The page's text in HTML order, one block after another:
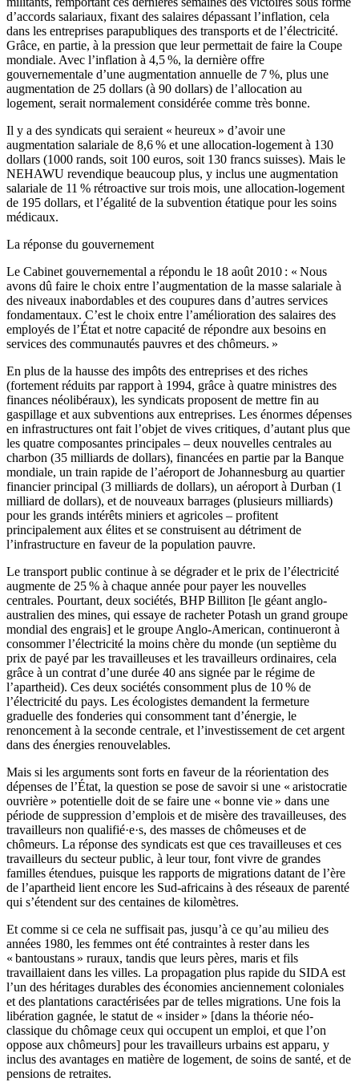
d’accords salariaux, fixant des salaires dépassant l’inflation, cela
dans les entreprises parapubliques des transports et de l’électricité.
Grâce, en partie, à la pression que leur permettait de faire la Coupe
mondiale. Avec l’inflation à 4,5 %, la dernière offre
gouvernementale d’une augmentation annuelle de 7 %, plus une
augmentation de 25 dollars (à 90 dollars) de l’allocation au
logement, serait normalement considérée comme très bonne.
Il y a des syndicats qui seraient « heureux » d’avoir une
augmentation salariale de 8,6 % et une allocation-logement à 130
dollars (1000 rands, soit 100 euros, soit 130 francs suisses). Mais le
NEHAWU revendique beaucoup plus, y inclus une augmentation
salariale de 11 % rétroactive sur trois mois, une allocation-logement
de 195 dollars, et l’égalité de la subvention étatique pour les soins
médicaux.
La réponse du gouvernement
Le Cabinet gouvernemental a répondu le 18 août 2010 : « Nous
avons dû faire le choix entre l’augmentation de la masse salariale à
des niveaux inabordables et des coupures dans d’autres services
fondamentaux. C’est le choix entre l’amélioration des salaires des
employés de l’État et notre capacité de répondre aux besoins en
services des communautés pauvres et des chômeurs. »
En plus de la hausse des impôts des entreprises et des riches
(fortement réduits par rapport à 1994, grâce à quatre ministres des
finances néolibéraux), les syndicats proposent de mettre fin au
gaspillage et aux subventions aux entreprises. Les énormes dépenses
en infrastructures ont fait l’objet de vives critiques, d’autant plus que
les quatre composantes principales – deux nouvelles centrales au
charbon (35 milliards de dollars), financées en partie par la Banque
mondiale, un train rapide de l’aéroport de Johannesburg au quartier
financier principal (3 milliards de dollars), un aéroport à Durban (1
milliard de dollars), et de nouveaux barrages (plusieurs milliards)
pour les grands intérêts miniers et agricoles – profitent
principalement aux élites et se construisent au détriment de
l’infrastructure en faveur de la population pauvre.
Le transport public continue à se dégrader et le prix de l’électricité
augmente de 25 % à chaque année pour payer les nouvelles
centrales. Pourtant, deux sociétés, BHP Billiton [le géant anglo-
australien des mines, qui essaye de racheter Potash un grand groupe
mondial des engrais] et le groupe Anglo-American, continueront à
consommer l’électricité la moins chère du monde (un septième du
prix de payé par les travailleuses et les travailleurs ordinaires, cela
grâce à un contrat d’une durée 40 ans signée par le régime de
l’apartheid). Ces deux sociétés consomment plus de 10 % de
l’électricité du pays. Les écologistes demandent la fermeture
graduelle des fonderies qui consomment tant d’énergie, le
renoncement à la seconde centrale, et l’investissement de cet argent
dans des énergies renouvelables.
Mais si les arguments sont forts en faveur de la réorientation des
dépenses de l’État, la question se pose de savoir si une « aristocratie
ouvrière » potentielle doit de se faire une « bonne vie » dans une
période de suppression d’emplois et de misère des travailleuses, des
travailleurs non qualifié·e·s, des masses de chômeuses et de
chômeurs. La réponse des syndicats est que ces travailleuses et ces
travailleurs du secteur public, à leur tour, font vivre de grandes
familles étendues, puisque les rapports de migrations datant de l’ère
de l’apartheid lient encore les Sud-africains à des réseaux de parenté
qui s’étendent sur des centaines de kilomètres.
Et comme si ce cela ne suffisait pas, jusqu’à ce qu’au milieu des
années 1980, les femmes ont été contraintes à rester dans les
« bantoustans » ruraux, tandis que leurs pères, maris et fils
travaillaient dans les villes. La propagation plus rapide du SIDA est
l’un des héritages durables des économies anciennement coloniales
et des plantations caractérisées par de telles migrations. Une fois la
libération gagnée, le statut de « insider » [dans la théorie néo-
classique du chômage ceux qui occupent un emploi, et que l’on
oppose aux chômeurs] pour les travailleurs urbains est apparu, y
inclus des avantages en matière de logement, de soins de santé, et de
pensions de retraites.